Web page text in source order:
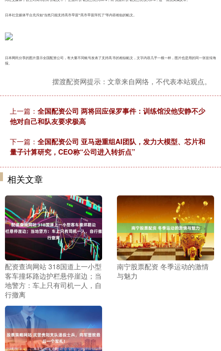
日本社交媒体平台充斥如“当然只能支持高市早苗”“高市早苗拜托了”等内容相似的帖文。
日本网民分享的图片显示全国配资公司，有大量不同账号发表了支持高市的相似帖文，文字内容几乎一模一样，图片也是用的同一张宣传海
报。
摆渡配资网提示：文章来自网络，不代表本站观点。
上一篇： 全国配资公司 两将回应保罗事件：训练馆没他安静不少
他对自己和队友要求极高
下一篇： 全国配资公司 亚马逊重组AI团队，发力大模型、芯片和
量子计算研究，CEO称“公司进入转折点”
相关文章
配资查询网站 318国道上一小型
客车撞坏路边护栏悬停崖边；当
地警方：车上只有司机一人，自
行撤离
南宁股票配资 冬季运动的激情
与魅力